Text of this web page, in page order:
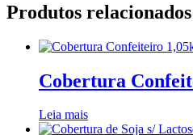
Produtos relacionados
Cobertura
Leia mais